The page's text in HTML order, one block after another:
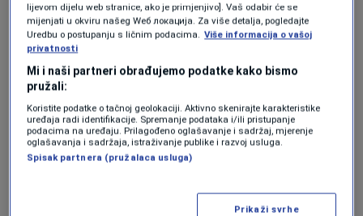
Kanada povećali su investicije u osnovne
odbrambene potrebe za više od 139 milijardi
dolara. U Ankari je zvanično najavljeno više od
50 milijardi dolara za nove nabavke naoružanja
i opreme. Savez se obavezao na proširenje
kolektivnih proizvodnih kapaciteta i ubrzanje
inovacija u saradnji s industrijom, uz uklanjanje
međusobnih trgovinskih barijera.
lijevom dijelu web stranice, ako je primjenjivo]. Vaš odabir će se
mijenjati u okviru našeg Wеб локација. Za više detalja, pogledajte
Uredbu o postupanju s ličnim podacima. Više informacija o vašoj
privatnosti
Mi i naši partneri obrađujemo podatke kako bismo
pružali:
Koristite podatke o tačnoj geolokaciji. Aktivno skenirajte karakteristike
uređaja radi identifikacije. Spremanje podataka i/ili pristupanje
podacima na uređaju. Prilagođeno oglašavanje i sadržaj, mjerenje
oglašavanja i sadržaja, istraživanje publike i razvoj usluga.
Spisak partnera (pružalaca usluga)
Prikaži svrhe